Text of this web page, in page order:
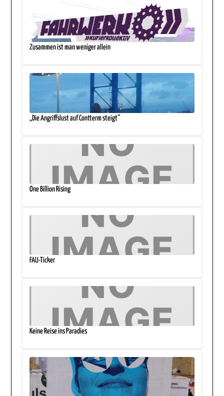
Zusammen ist man weniger allein
„Die Angriffslust auf Contterm steigt“
One Billion Rising
FAU-Ticker
Keine Reise ins Paradies